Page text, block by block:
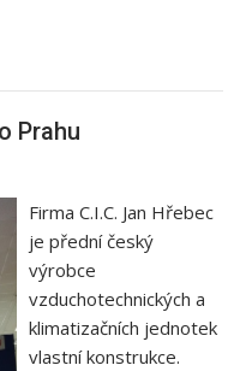
Prahu
Firma C.I.C. Jan Hřebec
je přední český
výrobce
vzduchotechnických a
klimatizačních jednotek
vlastní konstrukce.